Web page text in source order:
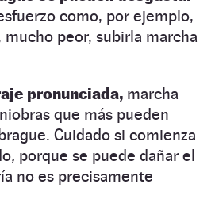
como, por ejemplo,
peor, subirla marcha
pronunciada, marcha
que más pueden
Cuidado si comienza
, porque se puede dañar el
no es precisamente